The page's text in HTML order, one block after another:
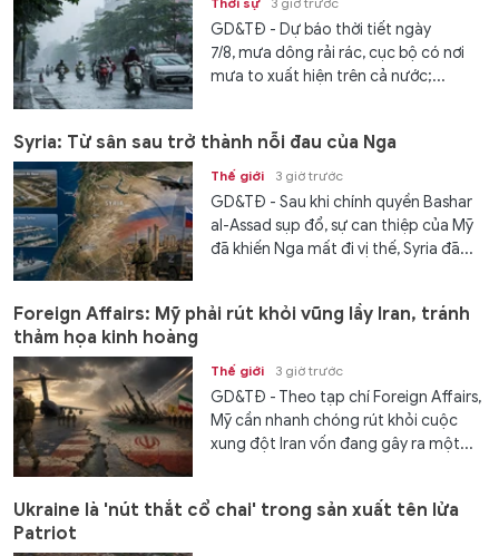
GD&TĐ - Dự báo thời tiết ngày
7/8, mưa dông rải rác, cục bộ có nơi
mưa to xuất hiện trên cả nước;...
Syria: Từ sân sau trở thành nỗi đau của Nga
Thế giới 3 giờ trước
GD&TĐ - Sau khi chính quyền Bashar
al-Assad sụp đổ, sự can thiệp của Mỹ
đã khiến Nga mất đi vị thế, Syria đã...
Foreign Affairs: Mỹ phải rút khỏi vũng lầy Iran, tránh
thảm họa kinh hoàng
Thế giới 3 giờ trước
GD&TĐ - Theo tạp chí Foreign Affairs,
Mỹ cần nhanh chóng rút khỏi cuộc
xung đột Iran vốn đang gây ra một...
Ukraine là 'nút thắt cổ chai' trong sản xuất tên lửa
Patriot